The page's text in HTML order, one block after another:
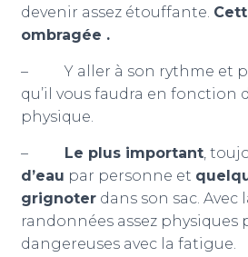
devenir assez étouffante.
ombragée .
– Y aller à son rythme et
qu’il vous faudra en fonction
physique.
– Le plus important,
d’eau par personne et
grignoter dans son sac.
randonnées assez physiques
dangereuses avec la fatigue.